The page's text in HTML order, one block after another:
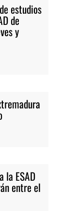
estudios
de
y
la ESAD
entre el